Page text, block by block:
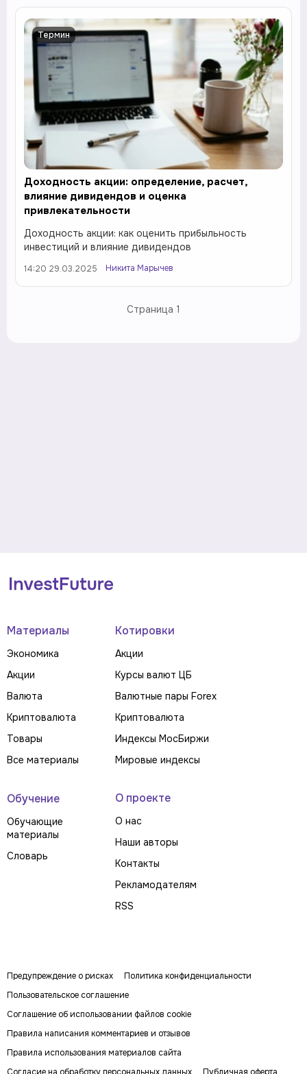
Термин
Доходность акции: определение, расчет,
влияние дивидендов и оценка
привлекательности
Доходность акции: как оценить прибыльность
инвестиций и влияние дивидендов
14:20 29.03.2025 Никита Марычев
Страница 1
Материалы
Экономика
Акции
Валюта
Криптовалюта
Товары
Все материалы
Котировки
Акции
Курсы валют ЦБ
Валютные пары Forex
Криптовалюта
Индексы МосБиржи
Мировые индексы
Обучение
Обучающие
материалы
Словарь
О проекте
О нас
Наши авторы
Контакты
Рекламодателям
RSS
Предупреждение о рисках
Политика конфиденциальности
Пользовательское соглашение
Соглашение об использовании файлов cookie
Правила написания комментариев и отзывов
Правила использования материалов сайта